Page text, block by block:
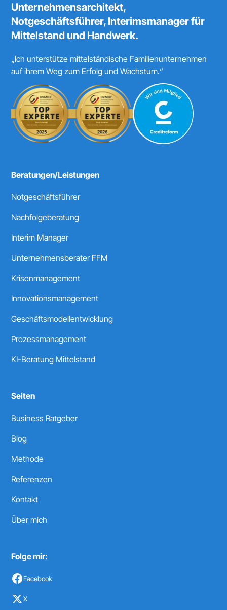
Unternehmensarchitekt,
Notgeschäftsführer, Interimsmanager für
Mittelstand und Handwerk.
„Ich unterstütze mittelständische Familienunternehmen
auf ihrem Weg zum Erfolg und Wachstum.“
Beratungen/Leistungen
Notgeschäftsführer
Nachfolgeberatung
Interim Manager
Unternehmensberater FFM
Krisenmanagement
Innovationsmanagement
Geschäftsmodellentwicklung
Prozessmanagement
KI-Beratung Mittelstand
Seiten
Business Ratgeber
Blog
Methode
Referenzen
Kontakt
Über mich
Folge mir:
Facebook
X